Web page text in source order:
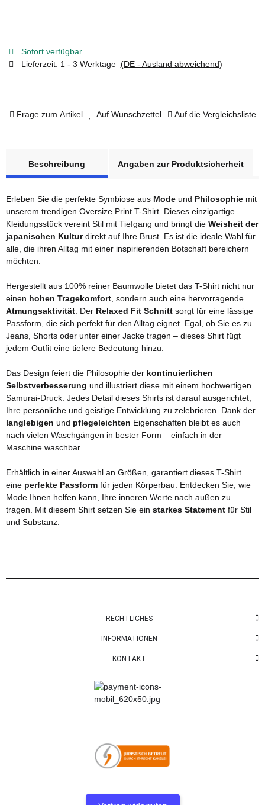
Sofort verfügbar
Lieferzeit: 1 - 3 Werktage (DE - Ausland abweichend)
Frage zum Artikel Auf Wunschzettel Auf die Vergleichsliste
Beschreibung
Angaben zur Produktsicherheit
Erleben Sie die perfekte Symbiose aus Mode und Philosophie mit
unserem trendigen Oversize Print T-Shirt. Dieses einzigartige
Kleidungsstück vereint Stil mit Tiefgang und bringt die Weisheit der
japanischen Kulturdirekt auf Ihre Brust. Es ist die ideale Wahl für
alle, die ihren Alltag mit einer inspirierenden Botschaft bereichern
möchten.
Hergestellt aus 100% reiner Baumwolle bietet das T-Shirt nicht nur
einen hohen Tragekomfort , sondern auch eine hervorragende
Atmungsaktivität . Der Relaxed Fit Schnitt sorgt für eine lässige
Passform, die sich perfekt für den Alltag eignet. Egal, ob Sie es zu
Jeans, Shorts oder unter einer Jacke tragen – dieses Shirt fügt
jedem Outfit eine tiefere Bedeutung hinzu.
Das Design feiert die Philosophie der kontinuierlichen
Selbstverbesserung und illustriert diese mit einem hochwertigen
Samurai-Druck. Jedes Detail dieses Shirts ist darauf ausgerichtet,
Ihre persönliche und geistige Entwicklung zu zelebrieren. Dank der
langlebigen und pflegeleichten Eigenschaften bleibt es auch
nach vielen Waschgängen in bester Form – einfach in der
Maschine waschbar.
Erhältlich in einer Auswahl an Größen, garantiert dieses T-Shirt
eine perfekte Passform für jeden Körperbau. Entdecken Sie, wie
Mode Ihnen helfen kann, Ihre inneren Werte nach außen zu
tragen. Mit diesem Shirt setzen Sie ein starkes Statement für Stil
und Substanz.
RECHTLICHES
INFORMATIONEN
KONTAKT